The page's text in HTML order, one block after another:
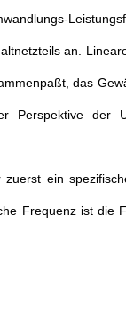
an.
das
der
ein
Frequenz ist die